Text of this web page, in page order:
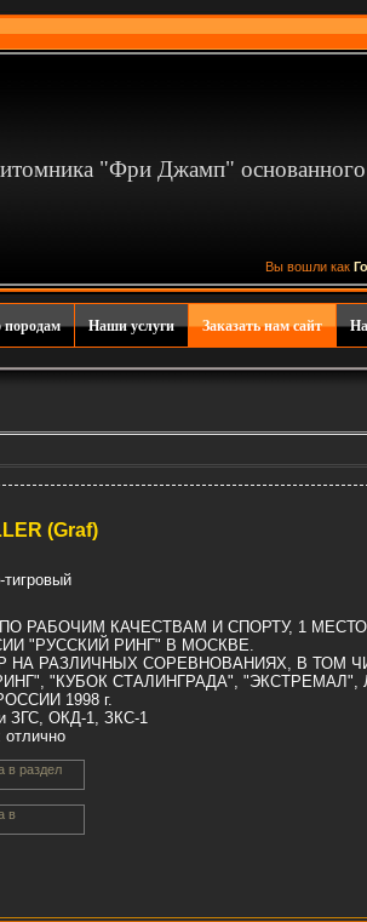
"Фри Джамп"
Вы вошли как
породам Наши услуги Заказать нам сайт
(Graf)
РАБОЧИМ КАЧЕСТВАМ И СПОРТУ, 1
"РУССКИЙ РИНГ" В МОСКВЕ.
НА РАЗЛИЧНЫХ СОРЕВНОВАНИЯХ, В ТОМ
"КУБОК СТАЛИНГРАДА", "ЭКСТРЕМАЛ",
1998 г.
ЗГС, ОКД-1, ЗКС-1
отлично